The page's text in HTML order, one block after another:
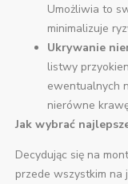
Umożliwia to
minimalizuje
Ukrywanie
listwy
ewentualnych
nierówne
Jak wybrać
Decydując się na
przede wszystkim na